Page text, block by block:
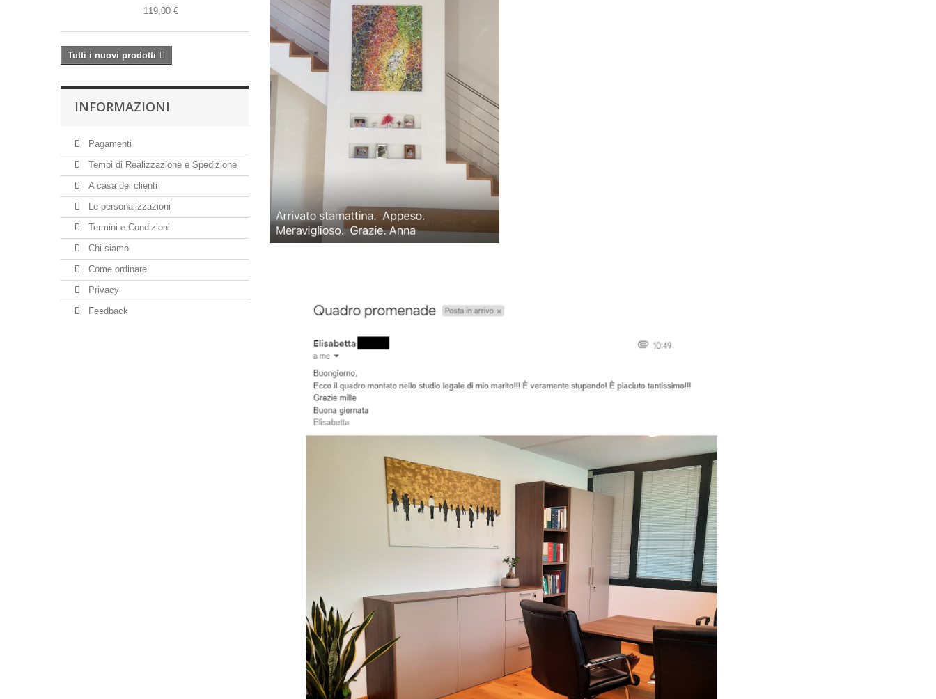
119,00 €
Tutti i nuovi prodotti
INFORMAZIONI
Pagamenti
Tempi di Realizzazione e Spedizione
A casa dei clienti
Le personalizzazioni
Termini e Condizioni
Chi siamo
Come ordinare
Privacy
Feedback